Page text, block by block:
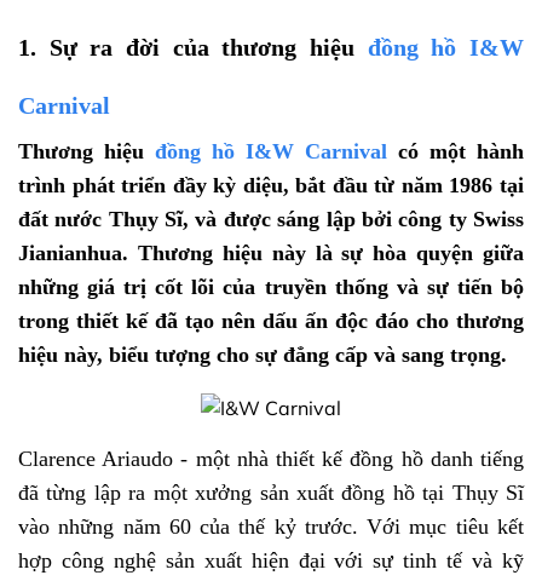
1. Sự ra đời của thương hiệu đồng hồ I&W
Carnival
Thương hiệu đồng hồ I&W Carnival có một hành
trình phát triển đầy kỳ diệu, bắt đầu từ năm 1986 tại
đất nước Thụy Sĩ, và được sáng lập bởi công ty Swiss
Jianianhua. Thương hiệu này là sự hòa quyện giữa
những giá trị cốt lõi của truyền thống và sự tiến bộ
trong thiết kế đã tạo nên dấu ấn độc đáo cho thương
hiệu này, biểu tượng cho sự đẳng cấp và sang trọng.
Clarence Ariaudo - một nhà thiết kế đồng hồ danh tiếng
đã từng lập ra một xưởng sản xuất đồng hồ tại Thụy Sĩ
vào những năm 60 của thế kỷ trước. Với mục tiêu kết
hợp công nghệ sản xuất hiện đại với sự tinh tế và kỹ